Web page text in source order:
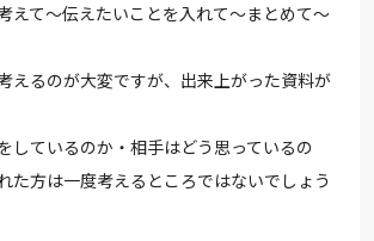
えて～伝えたいことを入れて～まとめて～
えるのが大変ですが、出来上がった資料が
しているのか・相手はどう思っているの
た方は一度考えるところではないでしょう